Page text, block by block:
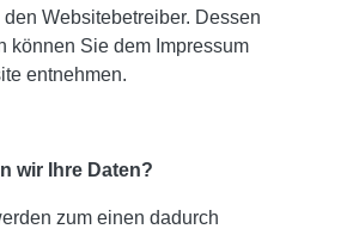
Websitebetreiber. Dessen
können Sie dem Impressum
entnehmen.
wir Ihre Daten?
zum einen dadurch